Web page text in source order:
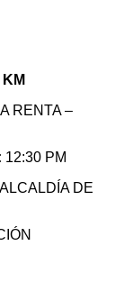
RENTA –
12:30 PM
DE